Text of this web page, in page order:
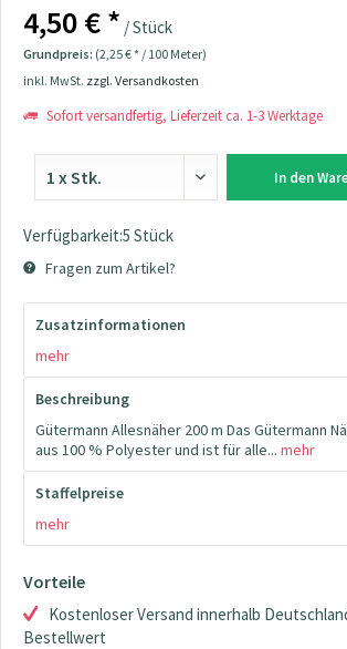
4,50 € * / Stück
Grundpreis: (2,25 € * / 100 Meter)
inkl. MwSt. zzgl. Versandkosten
Sofort versandfertig, Lieferzeit ca. 1-3 Werktage
In den
Verfügbarkeit:5 Stück
Fragen zum Artikel?
Zusatzinformationen
mehr
Beschreibung
Gütermann Allesnäher 200 m Das Gütermann
aus 100 % Polyester und ist für alle... mehr
Staffelpreise
mehr
Vorteile
Kostenloser Versand innerhalb
Bestellwert